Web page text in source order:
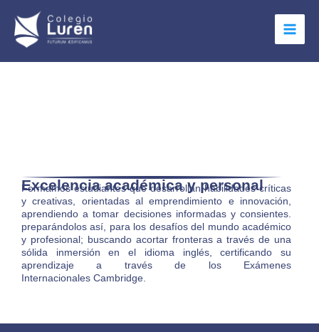
contenido
Main
Menu
Excelencia académica y personal
Formamos estudiantes que desarrollan habilidades críticas
y creativas, orientadas al emprendimiento e innovación,
aprendiendo a tomar decisiones informadas y consientes.
preparándolos así, para los desafíos del mundo académico
y profesional; buscando acortar fronteras a través de una
sólida inmersión en el idioma inglés, certificando su
aprendizaje a través de los Exámenes
Internacionales Cambridge.